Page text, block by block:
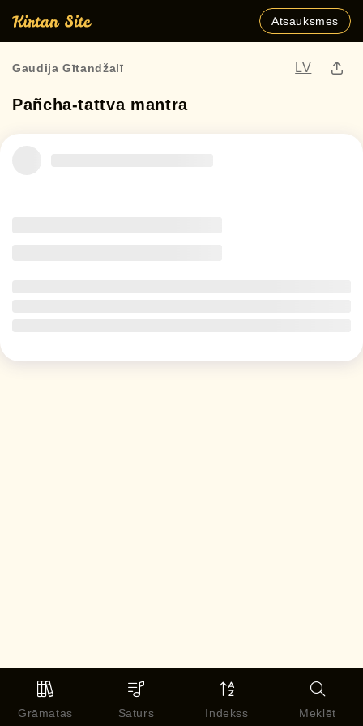
Atsauksmes
Gaudija Gītandžalī LV
Pañcha-tattva mantra
Grāmatas Saturs Indekss Meklēt